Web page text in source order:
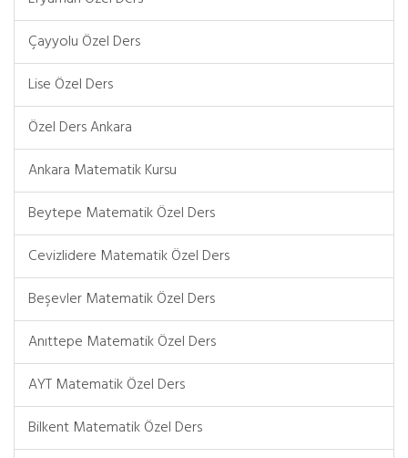
Çayyolu Özel Ders
Lise Özel Ders
Özel Ders Ankara
Ankara Matematik Kursu
Beytepe Matematik Özel Ders
Cevizlidere Matematik Özel Ders
Beşevler Matematik Özel Ders
Anıttepe Matematik Özel Ders
AYT Matematik Özel Ders
Bilkent Matematik Özel Ders